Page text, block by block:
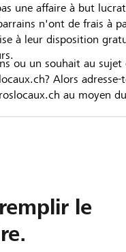
une affaire à but
n'ont de frais à
à leur disposition
ou un souhait au sujet
Alors adresse-
au moyen
le